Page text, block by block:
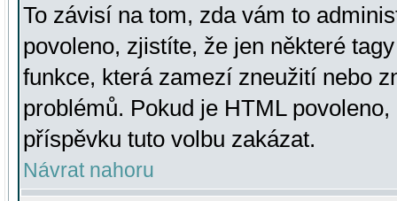
To závisí na tom, zda vám to
povoleno, zjistíte, že jen některé
funkce, která zamezí zneužití nebo
problémů. Pokud je HTML
příspěvku tuto volbu zakázat.
Návrat nahoru